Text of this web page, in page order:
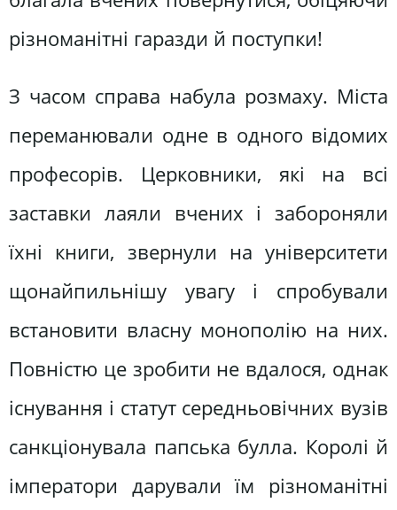
різноманітні гаразди й поступки!
З часом справа набула розмаху. Міста
переманювали одне в одного відомих
професорів. Церковники, які на всі
заставки лаяли вчених і забороняли
їхні книги, звернули на університети
щонайпильнішу увагу і спробували
встановити власну монополію на них.
Повністю це зробити не вдалося, однак
існування і статут середньовічних вузів
санкціонувала папська булла. Королі й
імператори дарували їм різноманітні